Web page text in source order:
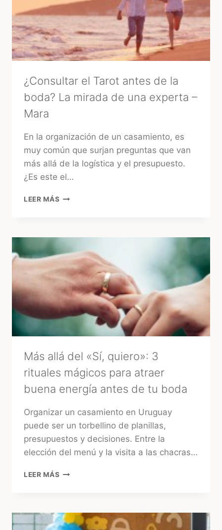
DE
LA
TRADICIONAL
¿Consultar el Tarot antes de la
boda? La mirada de una experta –
Mara
En la organización de un casamiento, es
muy común que surjan preguntas que van
más allá de la logística y el presupuesto.
¿Es este el…
LEER MÁS ¿CONSULTAR
DE
BODA?
LA
MIRADA
DE
UNA
EXPERTA
–
Más allá del «Sí, quiero»: 3
rituales mágicos para atraer
buena energía antes de tu boda
Organizar un casamiento en Uruguay
puede ser un torbellino de planillas,
presupuestos y decisiones. Entre la
elección del menú y la visita a las chacras…
LEER MÁS MÁS
QUIERO»:
3